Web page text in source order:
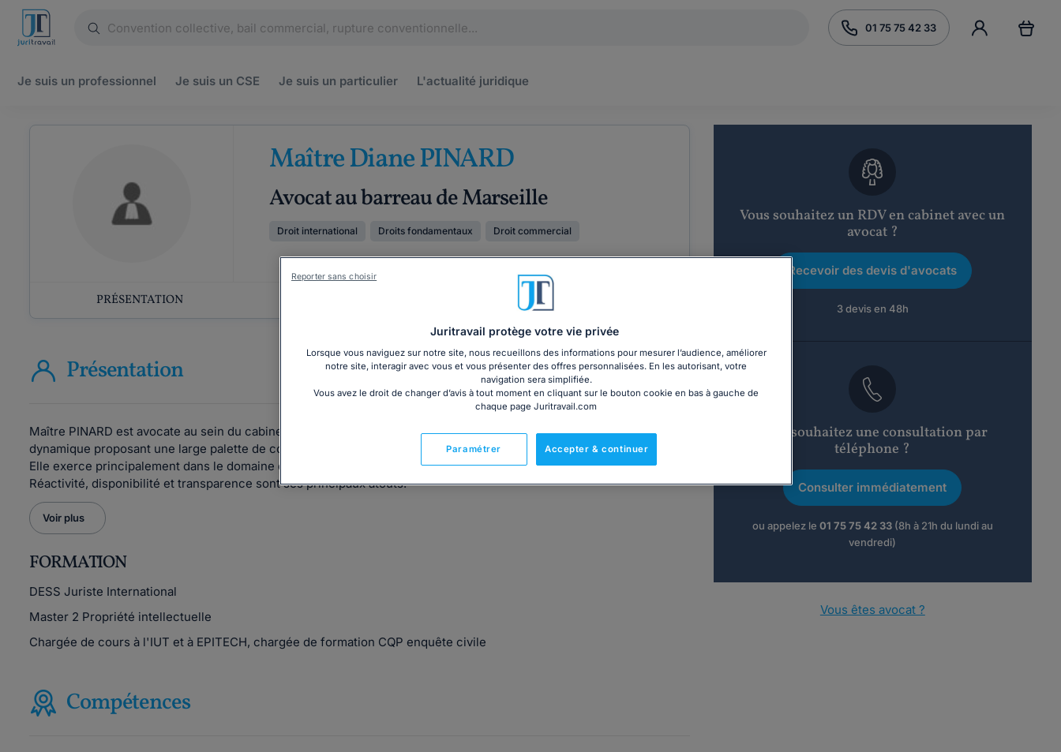
01 75 75 42 33
Je suis un professionnel Je suis un CSE Je suis un particulier L'actualité juridique
Maître Diane PINARD
Avocat au barreau de Marseille
Droit international Droits fondamentaux Droit commercial
PRÉSENTATION COORDONNÉES
Présentation
Maître PINARD est avocate au sein du cabinet
. Elle travaille avec une équipe jeune et
dynamique proposant une large palette de compétences.
Elle exerce principalement dans le domaine du droit des entreprises, de la propriété intellectuelle et d'internet.
Réactivité, disponibilité et transparence sont ses principaux atouts.
Voir plus
FORMATION
DESS Juriste International
Master 2 Propriété intellectuelle
Chargée de cours à l'IUT et à EPITECH, chargée de formation CQP enquête civile
Compétences
Vous souhaitez un RDV en cabinet avec un
avocat ?
Recevoir des devis d'avocats
3 devis en 48h
Vous souhaitez une consultation par
téléphone ?
Consulter immédiatement
ou appelez le 01 75 75 42 33(8h à 21h du lundi au
vendredi)
Vous êtes avocat ?
Juritravail protège votre vie privée
Lorsque vous naviguez sur notre site, nous recueillons des informations pour mesurer l’audience, améliorer
notre site, interagir avec vous et vous présenter des offres personnalisées. En les autorisant, votre
navigation sera simplifiée.
Vous avez le droit de changer d’avis à tout moment en cliquant sur le bouton cookie en bas à gauche de
chaque page Juritravail.com
Accepter & continuer
Paramétrer
Reporter sans choisir